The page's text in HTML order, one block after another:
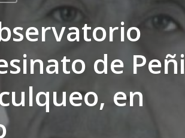
de Peñi
en